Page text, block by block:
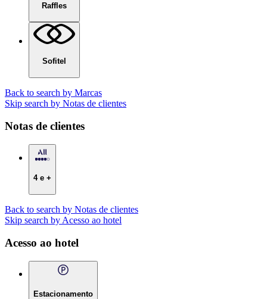
Raffles
Sofitel
Back to search by Marcas
Skip search by Notas de clientes
Notas de clientes
4 e +
Back to search by Notas de clientes
Skip search by Acesso ao hotel
Acesso ao hotel
Estacionamento